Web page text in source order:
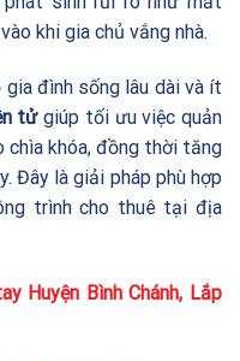
khi gia chủ vắng nhà.
đình sống lâu dài và ít
tửgiúp tối ưu việc quản
chìa khóa, đồng thời tăng
Đây là giải pháp phù hợp
trình cho thuê tại địa
Huyện Bình Chánh, Lắp